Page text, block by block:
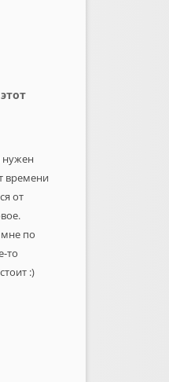
нужен
времени
от
мне по
то
:)